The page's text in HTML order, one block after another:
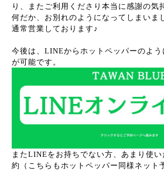
り、またご利用くださり本当に感謝の気
何だか、お別れのようになってしまいま
通常営業しております♪
今後は、LINEからホットペッパーのよ
が可能です。
またLINEをお持ちでない方、あまり使
約（こちらもホットペッパー同様ネット